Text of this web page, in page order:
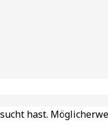
hast.